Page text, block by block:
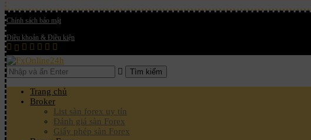
Chính sách bảo mật
Điều khoản & Điều kiện
Tìm kiếm
Trang chủ
Broker
List sàn forex uy tín
Đánh giá sàn Forex
Giấy phép sàn Forex